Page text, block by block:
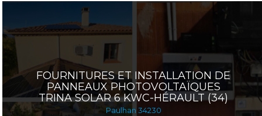
FOURNITURES ET INSTALLATION DE
PANNEAUX PHOTOVOLTAÏQUES
TRINA SOLAR 6 KWC-HÉRAULT (34)
Paulhan 34230